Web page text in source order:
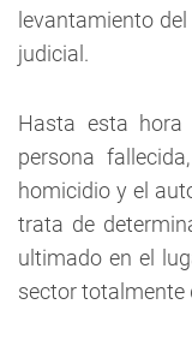
levantamiento
judicial.
Hasta esta
persona
homicidio y el
trata de
ultimado en el
sector totalmente